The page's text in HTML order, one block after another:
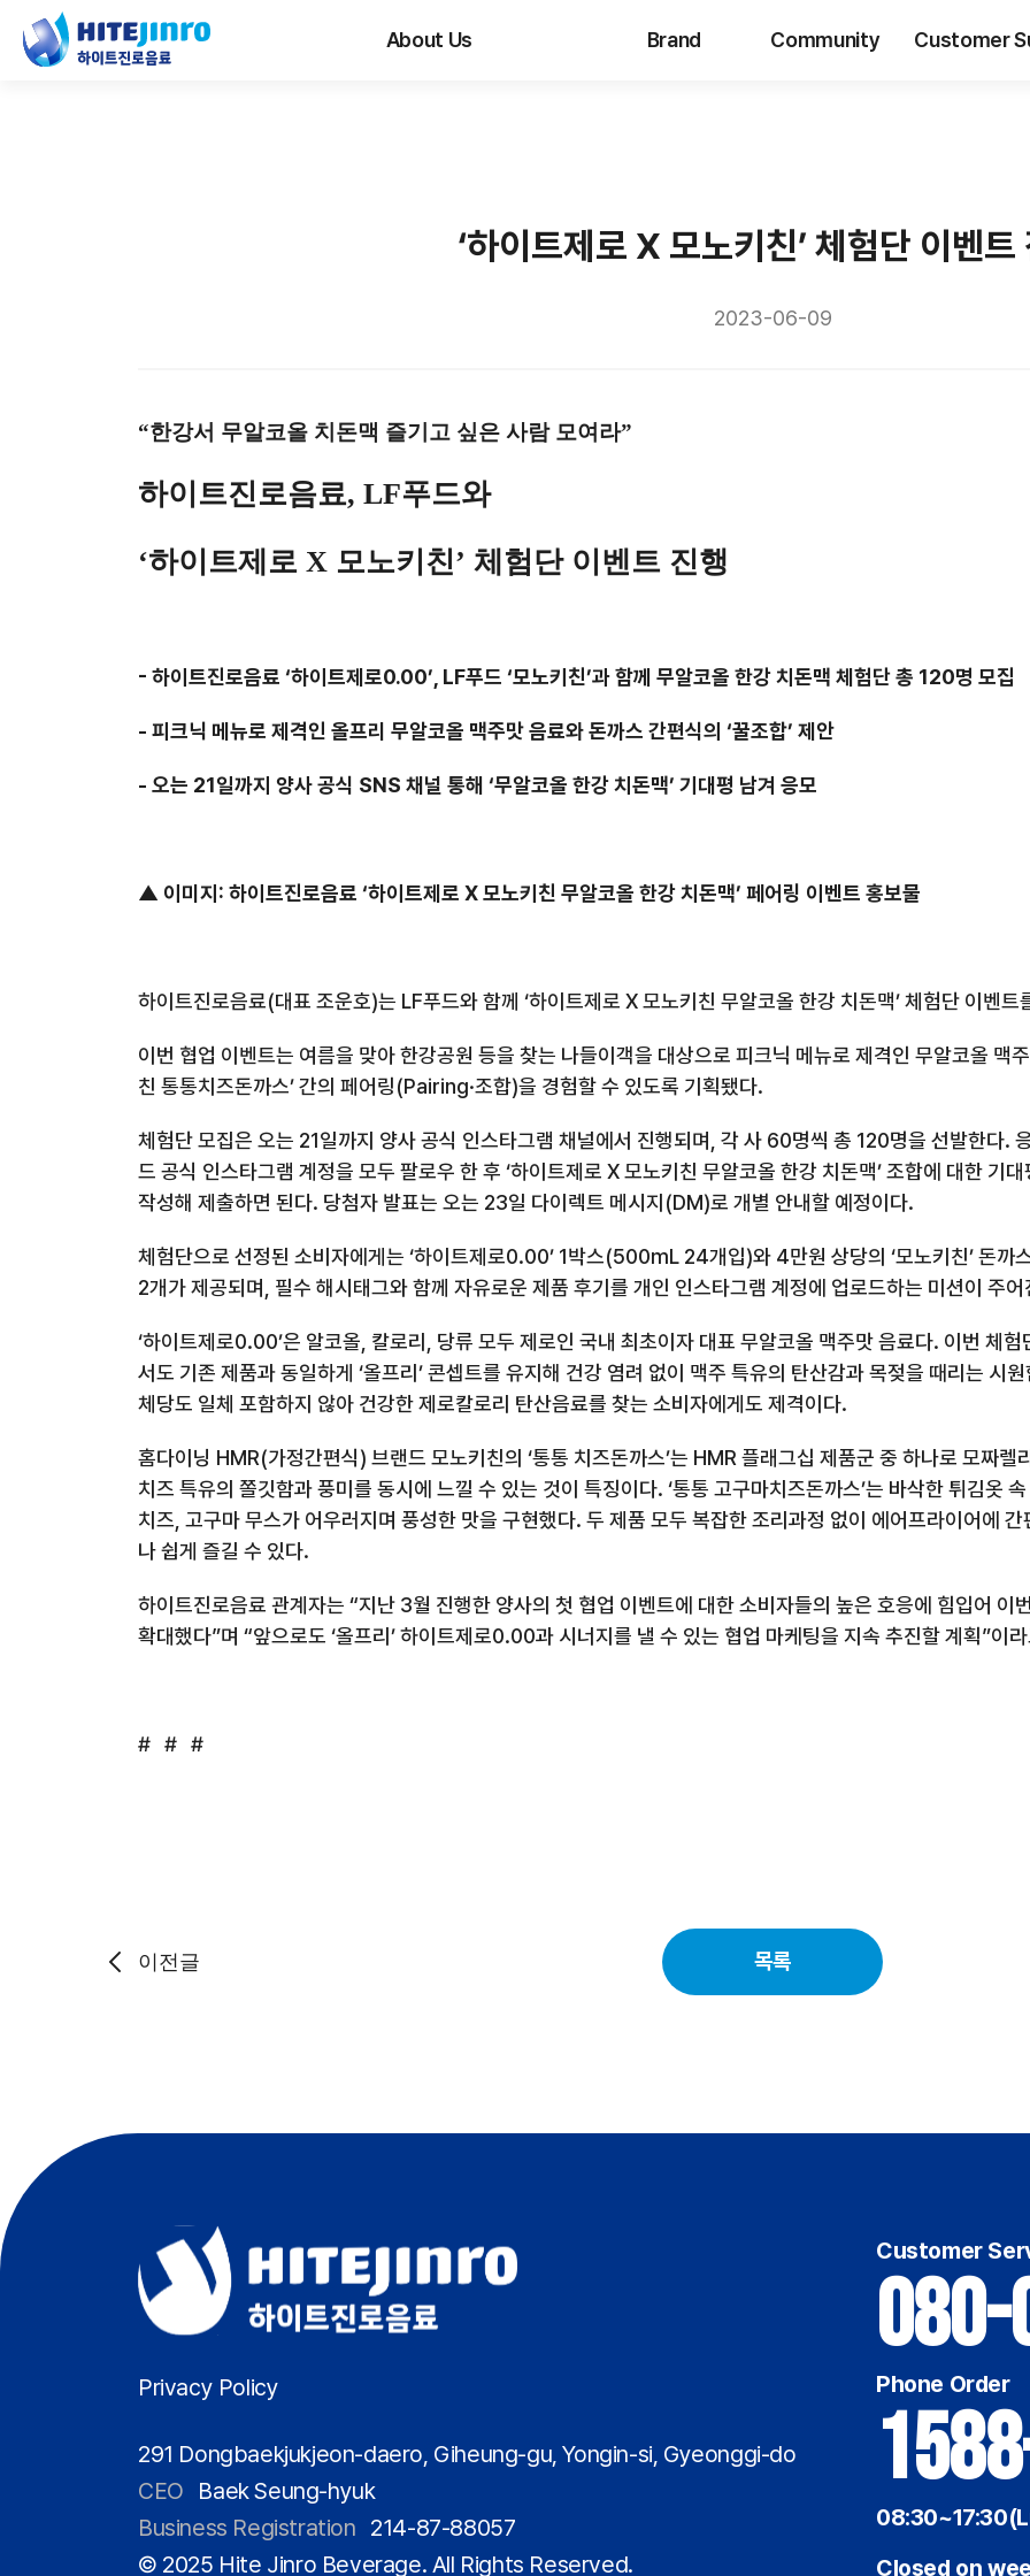
About Us Brand Community Customer
‘하이트제로 X 모노키친’ 체험단 이벤트
2023-06-09
“한강서 무알코올 치돈맥 즐기고 싶은 사람 모여라”
하이트진로음료, LF푸드와
‘하이트제로 X 모노키친’ 체험단 이벤트 진행
- 하이트진로음료 ‘하이트제로0.00’ , LF푸드 ‘모노키친’과 함께 무알코올 한강 치돈맥 체험단 총 120명 모집
- 피크닉 메뉴로 제격인 올프리 무알코올 맥주맛 음료와 돈까스 간편식의 ‘꿀조합’ 제안
- 오는 21일까지 양사 공식 SNS 채널 통해 ‘무알코올 한강 치돈맥’ 기대평 남겨 응모
▲ 이미지 : 하이트진로음료 ‘하이트제로 X모노키친 무알코올 한강 치돈맥’ 페어링 이벤트 홍보물
하이트진로음료(대표 조운호)는 LF푸드와 함께 ‘하이트제로 X모노키친 무알코올 한강 치돈맥’ 체험단 이벤트
이번 협업 이벤트는 여름을 맞아 한강공원 등을 찾는 나들이객을 대상으로 피크닉 메뉴로 제격인 무알코올 맥
친 통통치즈돈까스’ 간의 페어링(Pairing·조합)을 경험할 수 있도록 기획됐다.
체험단 모집은 오는 21일까지 양사 공식 인스타그램 채널에서 진행되며 각 사 60명씩 총 120명을 선발한다.
드 공식 인스타그램 계정을 모두 팔로우 한 후 ‘하이트제로 X모노키친 무알코올 한강 치돈맥’ 조합에 대한 기
작성해 제출하면 된다. 당첨자 발표는 오는 23일 다이렉트 메시지 (DM)로 개별 안내할 예정이다.
체험단으로 선정된 소비자에게는 ‘하이트제로0.00’ 1박스(500mL 24개입)와 4만원 상당의 ‘모노키친’ 돈까
2개가 제공되며 필수 해시태그와 함께 자유로운 제품 후기를 개인 인스타그램 계정에 업로드하는 미션이 주어
‘하이트제로0.00’은 알코올 칼로리 당류 모두 제로인 국내 최초이자 대표 무알코올 맥주맛 음료다. 이번 체험
서도 기존 제품과 동일하게 ‘올프리’ 콘셉트를 유지해 건강 염려 없이 맥주 특유의 탄산감과 목젖을 때리는 시
체당도 일체 포함하지 않아 건강한 제로칼로리 탄산음료를 찾는 소비자에게도 제격이다.
홈다이닝 HMR(가정간편식) 브랜드 모노키친의 ‘통통 치즈돈까스’는 HMR 플래그십 제품군 중 하나로 모짜렐
치즈 특유의 쫄깃함과 풍미를 동시에 느낄 수 있는 것이 특징이다. ‘통통 고구마치즈돈까스’는 바삭한 튀김옷
치즈 고구마 무스가 어우러지며 풍성한 맛을 구현했다. 두 제품 모두 복잡한 조리과정 없이 에어프라이어에
나 쉽게 즐길 수 있다.
하이트진로음료 관계자는 “지난 3월 진행한 양사의 첫 협업 이벤트에 대한 소비자들의 높은 호응에 힘입어 이
확대했다”며 “앞으로도 ‘올프리’ 하이트제로0.00과 시너지를 낼 수 있는 협업 마케팅을 지속 추진할 계획”이
# # #
이전글 목록
Privacy Policy
291 Dongbaekjukjeon-daero, Giheung-gu, Yongin-si, Gyeonggi-do
CEO
Baek Seung-hyuk
Business Registration 214-87-88057
© 2025 Hite Jinro Beverage. All Rights Reserved.
Customer
Phone Order
Closed on